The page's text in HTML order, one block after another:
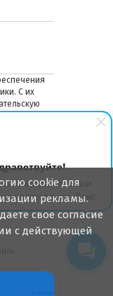
ответить на Ваши
перезвонить Вам!
С их
и делаем
на
ваших
в
об
в
cookie для
рекламы.
свое согласие
с действующей